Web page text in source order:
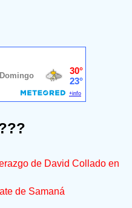
de David Collado en
de Samaná